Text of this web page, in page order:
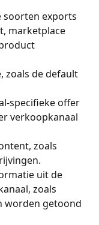
soorten exports
marketplace
zoals de default
specifieke offer
verkoopkanaal
zoals
uit de
zoals
worden getoond